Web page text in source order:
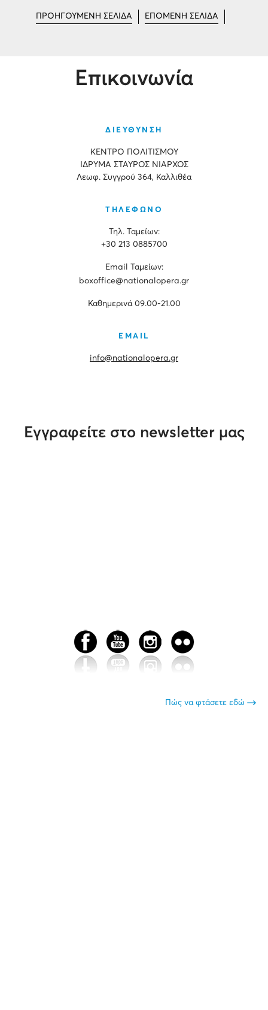
ΠΡΟΗΓΟΥΜΕΝΗ ΣΕΛΙΔΑ ΕΠΟΜΕΝΗ ΣΕΛΙΔΑ
Επικοινωνία
ΔΙΕΥΘΥΝΣΗ
ΚΕΝΤΡΟ ΠΟΛΙΤΙΣΜΟΥ
ΙΔΡΥΜΑ ΣΤΑΥΡΟΣ ΝΙΑΡΧΟΣ
Λεωφ. Συγγρού 364, Καλλιθέα
ΤΗΛΕΦΩΝΟ
Τηλ. Ταμείων:
+30 213 0885700
Εmail Ταμείων:
boxoffice@nationalopera.gr
Καθημερινά 09.00-21.00
EMAIL
info@nationalopera.gr
Εγγραφείτε στο newsletter μας
Πώς να φτάσετε εδώ